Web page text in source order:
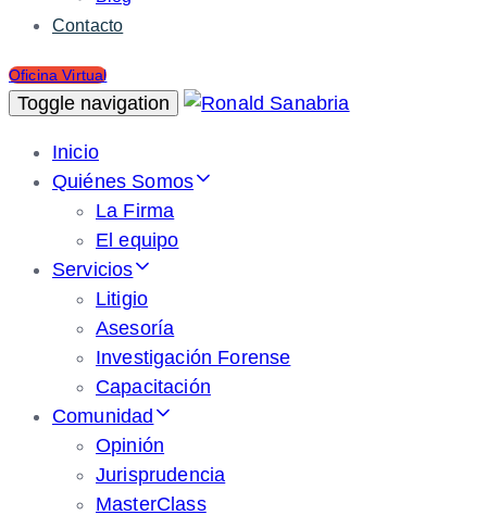
Contacto
Oficina Virtual
Toggle navigation
Inicio
Quiénes Somos
La Firma
El equipo
Servicios
Litigio
Asesoría
Investigación Forense
Capacitación
Comunidad
Opinión
Jurisprudencia
MasterClass